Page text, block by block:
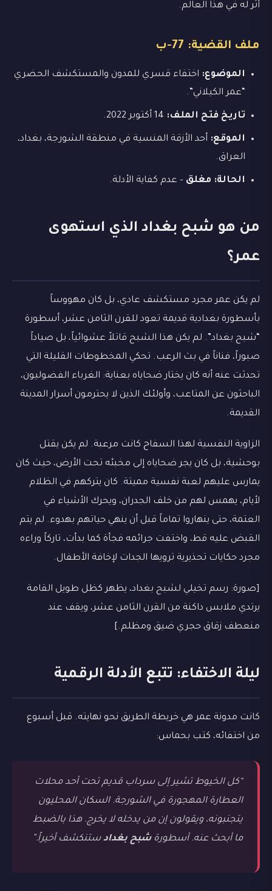
أثر له في هذا العالم.
ملف القضية: 77-ب
الموضوع: اختفاء قسري للمدون والمستكشف الحضري
“عمر الكيلاني”.
تاريخ فتح الملف:
الموقع: أحد الأزقة المنسية في منطقة الشورجة، بغداد،
العراق.
الحالة: مغلق – عدم كفاية الأدلة.
من هو شبح بغداد الذي استهوى
عمر؟
لم يكن عمر مجرد مستكشف عادي، بل كان مهووساً
بأسطورة بغدادية قديمة تعود للقرن الثامن عشر، أسطورة
“شبح بغداد”. لم يكن هذا الشبح قاتلاً عشوائياً، بل صياداً
صبوراً، فناناً في بث الرعب. تحكي المخطوطات القليلة التي
تحدثت عنه أنه كان يختار ضحاياه بعناية: الغرباء الفضوليون،
الباحثون عن المتاعب، وأولئك الذين لا يحترمون أسرار المدينة
القديمة.
الزاوية النفسية لهذا السفاح كانت مرعبة. لم يكن يقتل
بوحشية، بل كان يجر ضحاياه إلى مخبئه تحت الأرض، حيث كان
يمارس عليهم لعبة نفسية مميتة. كان يتركهم في الظلام
لأيام، يهمس لهم من خلف الجدران، ويحرك الأشياء في
العتمة، حتى ينهاروا تماماً قبل أن ينهي حياتهم بهدوء. لم يتم
القبض عليه قط، واختفت جرائمه فجأة كما بدأت، تاركاً وراءه
مجرد حكايات تحذيرية ترويها الجدات لإخافة الأطفال.
[صورة: رسم تخيلي لشبح بغداد، يظهر كظل طويل القامة
يرتدي ملابس داكنة من القرن الثامن عشر، ويقف عند
منعطف زقاق حجري ضيق ومظلم.]
ليلة الاختفاء: تتبع الأدلة الرقمية
كانت مدونة عمر هي خريطة الطريق نحو نهايته. قبل أسبوع
من اختفائه، كتب بحماس:
“كل الخيوط تشير إلى سرداب قديم تحت أحد محلات
العطارة المهجورة في الشورجة. السكان المحليون
يتجنبونه، ويقولون إن من يدخله لا يخرج. هذا بالضبط
ما أبحث عنه. أسطورةشبح بغدادستنكشف أخيراً.”